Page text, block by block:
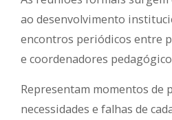
ao desenvolvimento
encontros periódicos entre
e coordenadores
Representam momentos de
necessidades e falhas de